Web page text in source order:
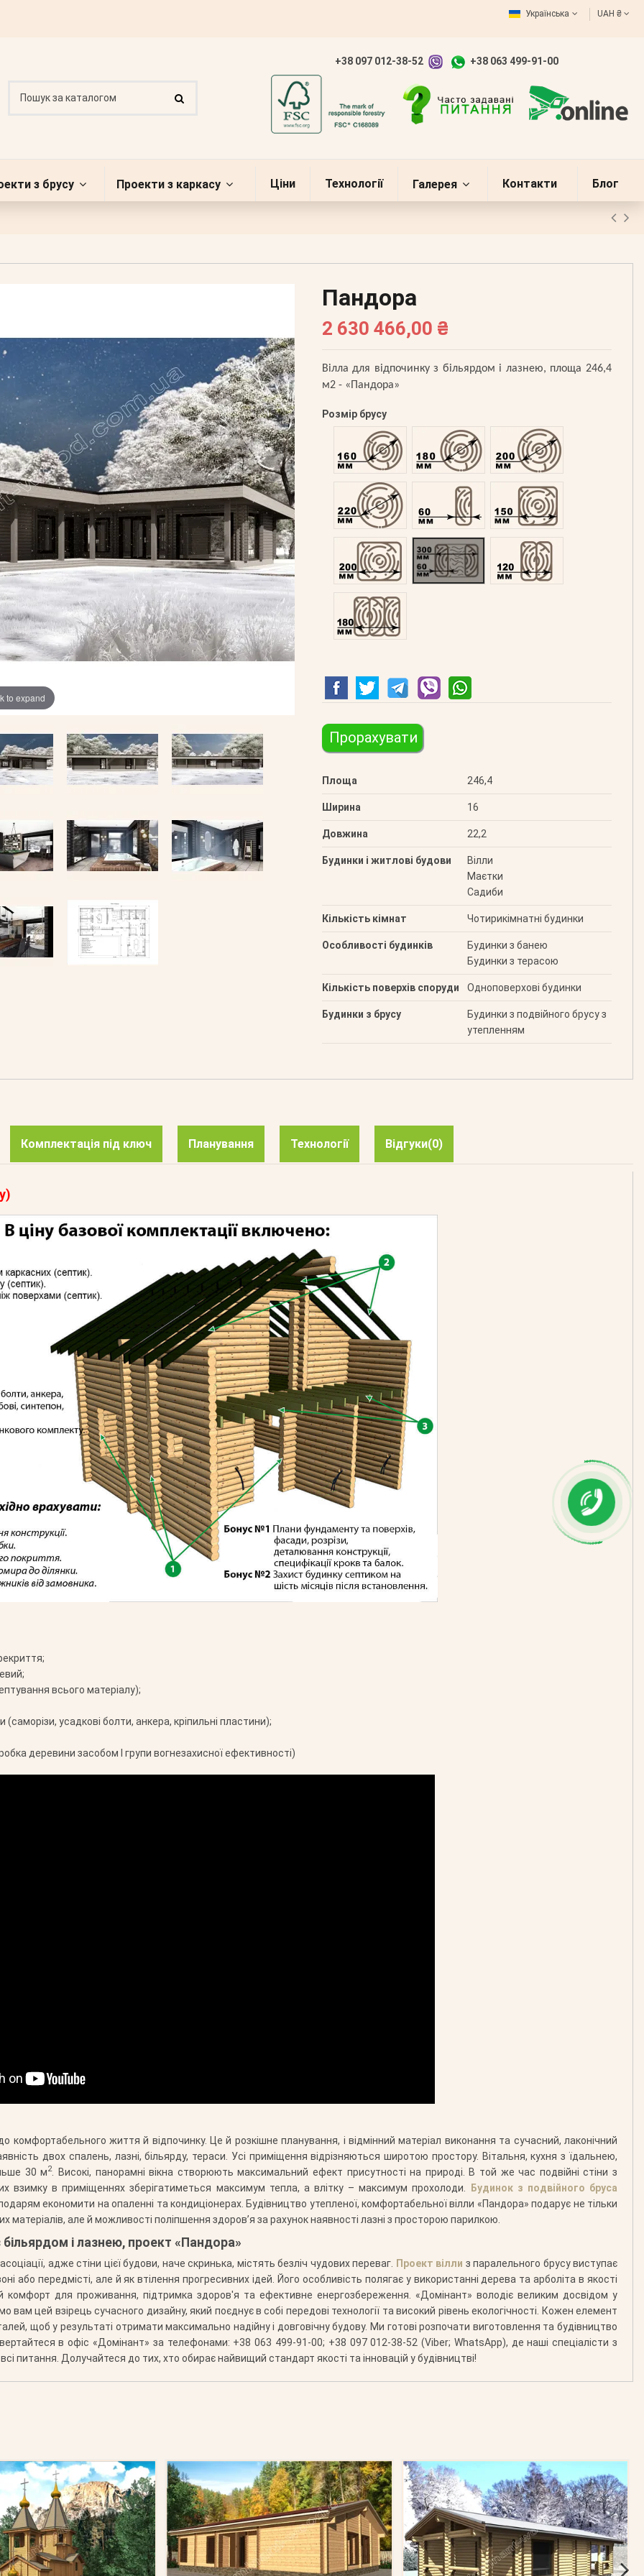
Українська UAH ₴
+38 097 012-38-52 +38 063 499-91-00
з брусу Проекти з каркасу Ціни Технології Галерея Контакти Блог
to expand
Пандора
2 630 466,00 ₴
Вілла для відпочинку з більярдом і лазнею, площа 246,4
м2 - «Пандора»
Розмір брусу
Оциліндрований 160Оциліндрований 180Оциліндрований 200
Оциліндрований 220Профільований 60Профільований 150
Профільований 200Подвійний 300 Клеєний 120
Клеєний 180
Прорахувати
Площа 246,4
Ширина 16
Довжина 22,2
Будинки і житлові будови
Вілли
Маєтки
Садиби
Кількість кімнат Чотирикімнатні будинки
Особливості будинків
Будинки з банею
Будинки з терасою
Кількість поверхів споруди Одноповерхові будинки
Будинки з брусу
Будинки з подвійного брусу з
утепленням
Комплектація під ключ Планування Технології Відгуки(0)
всього матеріалу);
(саморізи, усадкові болти, анкера, кріпильні пластини);
деревини засобом І групи вогнезахисної ефективності)
комфортабельного життя й відпочинку. Це й розкішне планування, і відмінний матеріал виконання та сучасний, лаконічний
двох спалень, лазні, більярду, тераси. Усі приміщення відрізняються широтою простору. Вітальня, кухня з їдальнею,
30 м2. Високі, панорамні вікна створюють максимальний ефект присутності на природі. В той же час подвійні стіни з
взимку в приміщеннях зберігатиметься максимум тепла, а влітку – максимум прохолоди. Будинок з подвійного бруса
економити на опаленні та кондиціонерах. Будівництво утепленої, комфортабельної вілли «Пандора» подарує не тільки
матеріалів, але й можливості поліпшення здоров’я за рахунок наявності лазні з просторою парилкою.
і лазнею, проект «Пандора»
адже стіни цієї будови, наче скринька, містять безліч чудових переваг. Проект вілли з паралельного брусу виступає
або передмісті, але й як втілення прогресивних ідей. Його особливість полягає у використанні дерева та арболіта в якості
для проживання, підтримка здоров'я та ефективне енергозбереження. «Домінант» володіє великим досвідом у
вам цей взірець сучасного дизайну, який поєднує в собі передові технології та високий рівень екологічності. Кожен елемент
щоб у результаті отримати максимально надійну і довговічну будову. Ми готові розпочати виготовлення та будівництво
в офіс «Домінант» за телефонами: +38 063 499-91-00; +38 097 012-38-52 (Viber; WhatsApp), де наші спеціалісти з
питання. Долучайтеся до тих, хто обирає найвищий стандарт якості та інновацій у будівництві!